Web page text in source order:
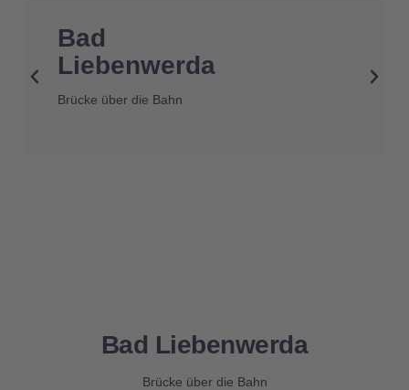
Bad
Lieben­werda
Brücke über die Bahn
Bad Liebenwerda
Brücke über die Bahn